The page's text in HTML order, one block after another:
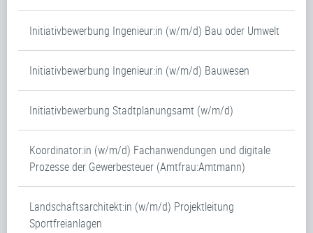
Initiativbewerbung Ingenieur:in (w/m/d) Bau oder Umwelt
Initiativbewerbung Ingenieur:in (w/m/d) Bauwesen
Initiativbewerbung Stadtplanungsamt (w/m/d)
Koordinator:in (w/m/d) Fachanwendungen und digitale
Prozesse der Gewerbesteuer (Amtfrau:Amtmann)
Landschaftsarchitekt:in (w/m/d) Projektleitung
Sportfreianlagen